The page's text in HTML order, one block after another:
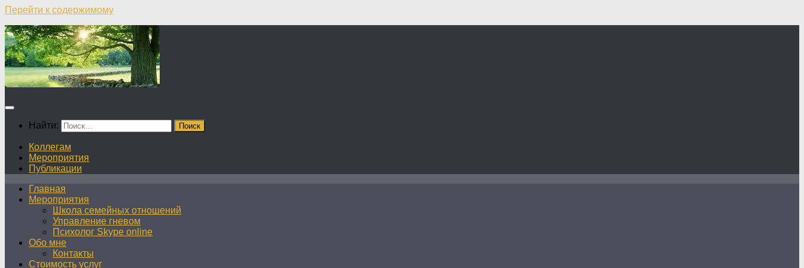
Перейти к содержимому
Найти:
Коллегам
Мероприятия
Публикации
Главная
Мероприятия
Школа семейных отношений
Управление гневом
Психолог Skype online
Обо мне
Контакты
Стоимость услуг